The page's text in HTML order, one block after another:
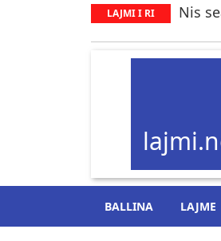
LAJMI I RI Nis
BALLINA LAJME